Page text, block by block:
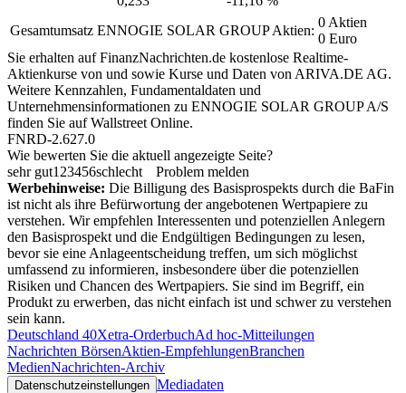
Gesamtumsatz ENNOGIE SOLAR GROUP Aktien:
0 Aktien
0 Euro
Sie erhalten auf FinanzNachrichten.de kostenlose Realtime-
Aktienkurse von und sowie Kurse und Daten von ARIVA.DE AG.
Weitere Kennzahlen, Fundamentaldaten und
Unternehmensinformationen zu ENNOGIE SOLAR GROUP A/S
finden Sie aufWallstreet Online.
FNRD-2.627.0
Wie bewerten Sie die aktuell angezeigte Seite?
sehr gut1 23456schlecht
Problem melden
Werbehinweise: Die Billigung des Basisprospekts durch die BaFin
ist nicht als ihre Befürwortung der angebotenen Wertpapiere zu
verstehen. Wir empfehlen Interessenten und potenziellen Anlegern
den Basisprospekt und die Endgültigen Bedingungen zu lesen,
bevor sie eine Anlageentscheidung treffen, um sich möglichst
umfassend zu informieren, insbesondere über die potenziellen
Risiken und Chancen des Wertpapiers. Sie sind im Begriff, ein
Produkt zu erwerben, das nicht einfach ist und schwer zu verstehen
sein kann.
Deutschland 40Xetra-OrderbuchAd hoc-Mitteilungen
Nachrichten BörsenAktien-EmpfehlungenBranchen
MedienNachrichten-Archiv
Datenschutzeinstellungen Mediadaten